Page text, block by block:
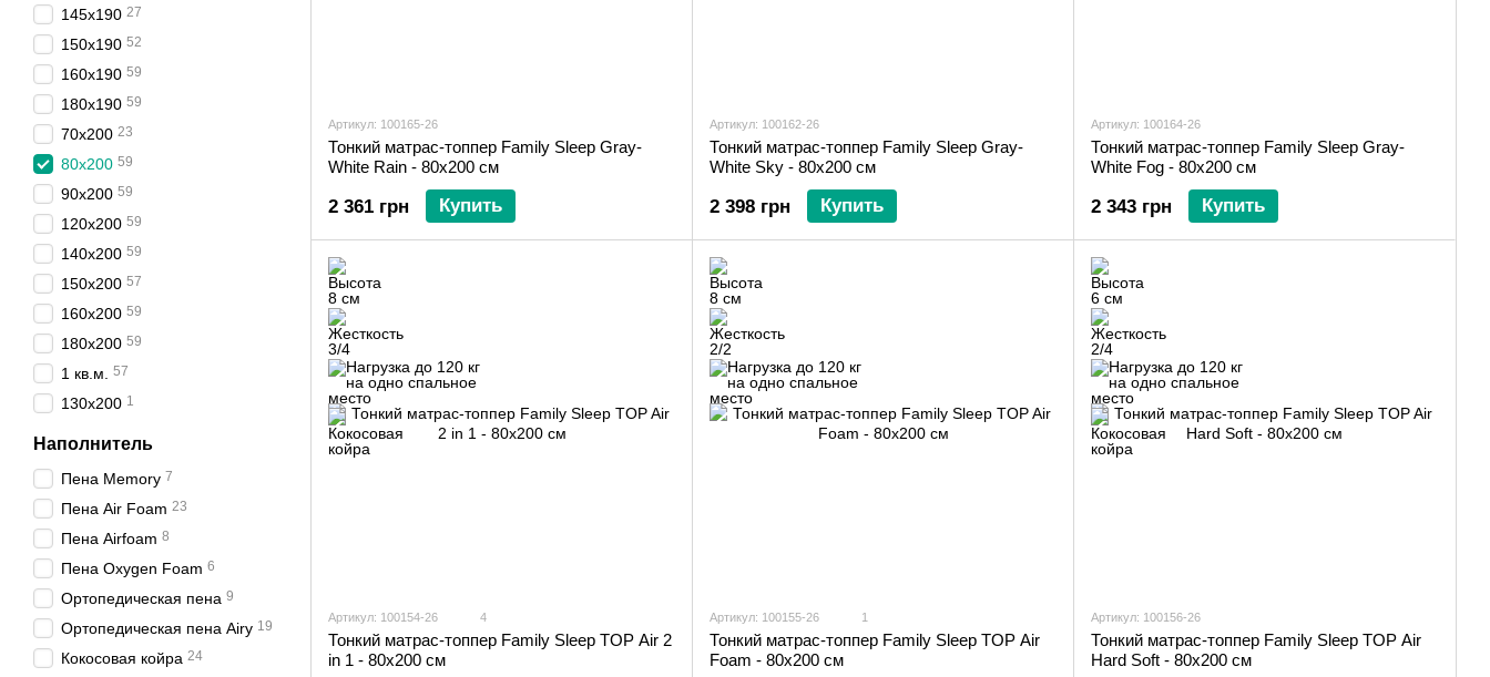
Артикул: 100165-26
Тонкий матрас-топпер Family Sleep Gray-
White Rain - 80х200 см
2 361 грн Купить
Артикул: 100162-26
Тонкий матрас-топпер Family Sleep Gray-
White Sky - 80х200 см
2 398 грн Купить
Артикул: 100164-26
Тонкий матрас-топпер Family Sleep Gray-
White Fog - 80х200 см
2 343 грн Купить
Артикул: 100154-26 4
Тонкий матрас-топпер Family Sleep TOP Air 2
in 1 - 80х200 см
Артикул: 100155-26 1
Тонкий матрас-топпер Family Sleep TOP Air
Foam - 80х200 см
Артикул: 100156-26
Тонкий матрас-топпер Family Sleep TOP Air
Hard Soft - 80х200 см
145х190 27
150х190 52
160х190 59
180х190 59
70х200 23
80х200 59
90х200 59
120х200 59
140х200 59
150х200 57
160х200 59
180х200 59
1 кв.м. 57
130х200 1
Наполнитель
Пена Memory 7
Пена Air Foam 23
Пена Airfoam 8
Пена Oxygen Foam 6
Ортопедическая пена 9
Ортопедическая пена Airy 19
Кокосовая койра 24